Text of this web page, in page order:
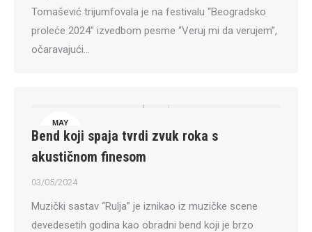
Tomašević trijumfovala je na festivalu “Beogradsko
proleće 2024” izvedbom pesme “Veruj mi da verujem”,
očaravajući…
MAY
3
Bend koji spaja tvrdi zvuk roka s
akustičnom finesom
03/05/2024
Muzički sastav “Rulja” je iznikao iz muzičke scene
devedesetih godina kao obradni bend koji je brzo